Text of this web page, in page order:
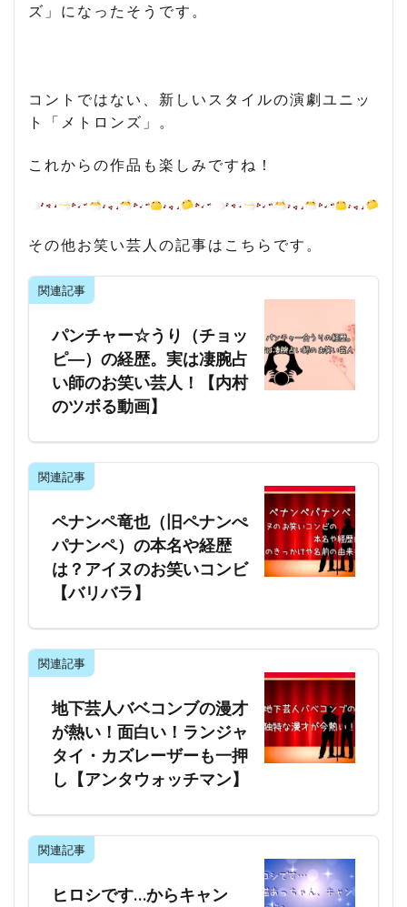
ズ」になったそうです。
コントではない、新しいスタイルの演劇ユニッ
ト「メトロンズ」。
これからの作品も楽しみですね！
その他お笑い芸人の記事はこちらです。
関連記事
パンチャー☆うり（チョッ
ピ―）の経歴。実は凄腕占
い師のお笑い芸人！【内村
のツボる動画】
関連記事
ペナンペ竜也（旧ペナンぺ
パナンペ）の本名や経歴
は？アイヌのお笑いコンビ
【バリバラ】
関連記事
地下芸人バベコンブの漫才
が熱い！面白い！ランジャ
タイ・カズレーザーも一押
し【アンタウォッチマン】
関連記事
ヒロシです…からキャン